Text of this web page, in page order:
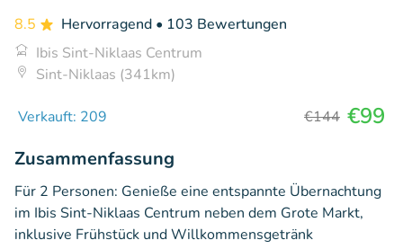
8.5 Hervorragend • 103 Bewertungen
Ibis Sint-Niklaas Centrum
Sint-Niklaas (341km)
Verkauft: 209 €144 €99
Zusammenfassung
Für 2 Personen: Genieße eine entspannte Übernachtung
im Ibis Sint-Niklaas Centrum neben dem Grote Markt,
inklusive Frühstück und Willkommensgetränk